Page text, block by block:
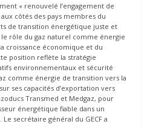
« renouvelé l’engagement de
côtés des pays membres du
de transition énergétique juste et
rôle du gaz naturel comme énergie
croissance économique et du
position reflète la stratégie
environnementaux et sécurité
comme énergie de transition vers la
ses capacités d’exportation vers
Transmed et Medgaz, pour
énergétique fiable dans un
secrétaire général du GECF a